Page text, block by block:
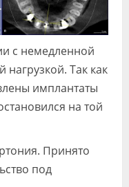
с немедленной
Так как
имплантаты
на той
Принято
под